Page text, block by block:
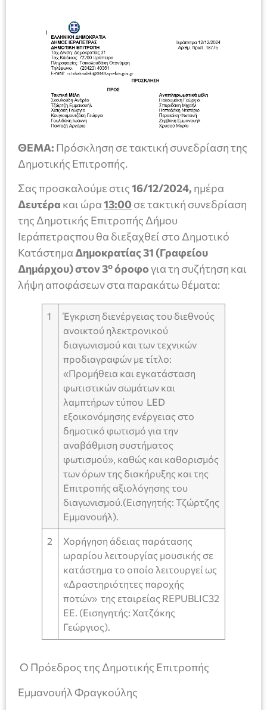
ΘΕΜΑ: Πρόσκληση σε τακτική συνεδρίαση της
Δημοτικής Επιτροπής.
Σας προσκαλούμε στις16/12/2024, ημέρα
Δευτέρα και ώρα13:00 σε τακτική συνεδρίαση
της Δημοτικής Επιτροπής Δήμου
Ιεράπετραςπου θα διεξαχθεί στο Δημοτικό
ΚατάστημαΔημοκρατίας 31 (Γραφείου
Δημάρχου) στον 3οόροφογια τη συζήτηση και
λήψη αποφάσεων στα παρακάτω θέματα:
1
Έγκριση διενέργειας του διεθνούς
ανοικτού ηλεκτρονικού
διαγωνισμού και των τεχνικών
προδιαγραφών με τίτλο:
«Προμήθεια και εγκατάσταση
φωτιστικών σωμάτων και
λαμπτήρων τύπου LED
εξοικονόμησης ενέργειας στο
δημοτικό φωτισμό για την
αναβάθμιση συστήματος
φωτισμού», καθώς και καθορισμός
των όρων της διακήρυξης και της
Επιτροπής αξιολόγησης του
διαγωνισμού.(Εισηγητής: Τζώρτζης
Εμμανουήλ).
2
Χορήγηση άδειας παράτασης
ωραρίου λειτουργίας μουσικής σε
κατάστημα το οποίο λειτουργεί ως
«Δραστηριότητες παροχής
ποτών» της εταιρείας REPUBLIC32
EE. (Εισηγητής: Χατζάκης
Γεώργιος).
Ο Πρόεδρος της Δημοτικής Επιτροπής
Εμμανουήλ Φραγκούλης